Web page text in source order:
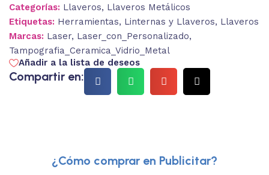
Categorías: Llaveros, Llaveros Metálicos
Etiquetas: Herramientas, Linternas y Llaveros, Llaveros
Marcas: Laser, Laser_con_Personalizado,
Tampografia_Ceramica_Vidrio_Metal
Añadir a la lista de deseos
Compartir en:
¿Cómo comprar en Publicitar?